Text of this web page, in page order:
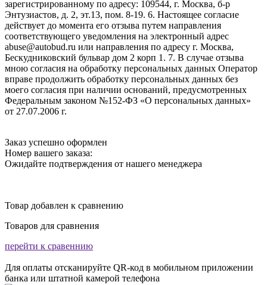
зарегистрированному по адресу: 109544, г. Москва, б-р
Энтузиастов, д. 2, эт.13, пом. 8-19. 6. Настоящее согласие
действует до момента его отзыва путем направления
соответствующего уведомления на электронный адрес
abuse@autobud.ru или направления по адресу г. Москва,
Бескудниковский бульвар дом 2 корп 1. 7. В случае отзыва
мною согласия на обработку персональных данных Оператор
вправе продолжить обработку персональных данных без
моего согласия при наличии оснований, предусмотренных
Федеральным законом №152-ФЗ «О персональных данных»
от 27.07.2006 г.
Заказ успешно оформлен
Номер вашего заказа:
Ожидайте подтверждения от нашего менеджера
Товар добавлен к сравнению
Товаров для сравнения
перейти к сравеннию
Для оплаты отсканируйте QR-код в мобильном приложении
банка или штатной камерой телефона